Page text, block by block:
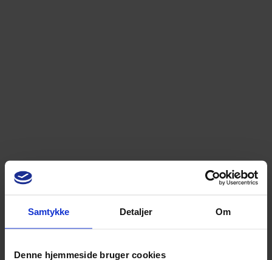
Samtykke Detaljer Om
Denne hjemmeside bruger cookies